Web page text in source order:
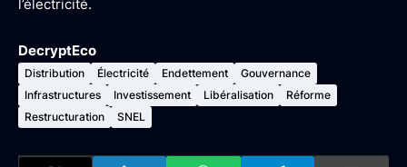
l’électricité.
DecryptEco
Distribution Électricité Endettement
Gouvernance
Infrastructures
Investissement Libéralisation
Réforme
Restructuration
SNEL